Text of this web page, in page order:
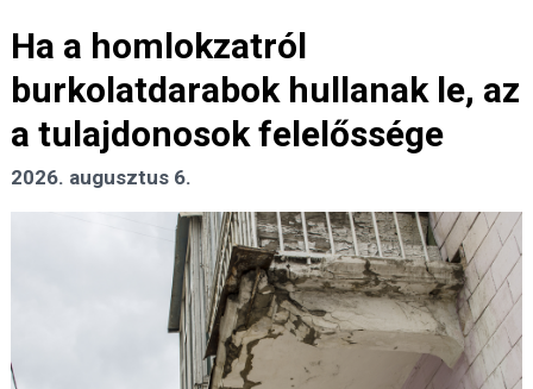
Ha a homlokzatról
burkolatdarabok hullanak le, az
a tulajdonosok felelőssége
2026. augusztus 6.